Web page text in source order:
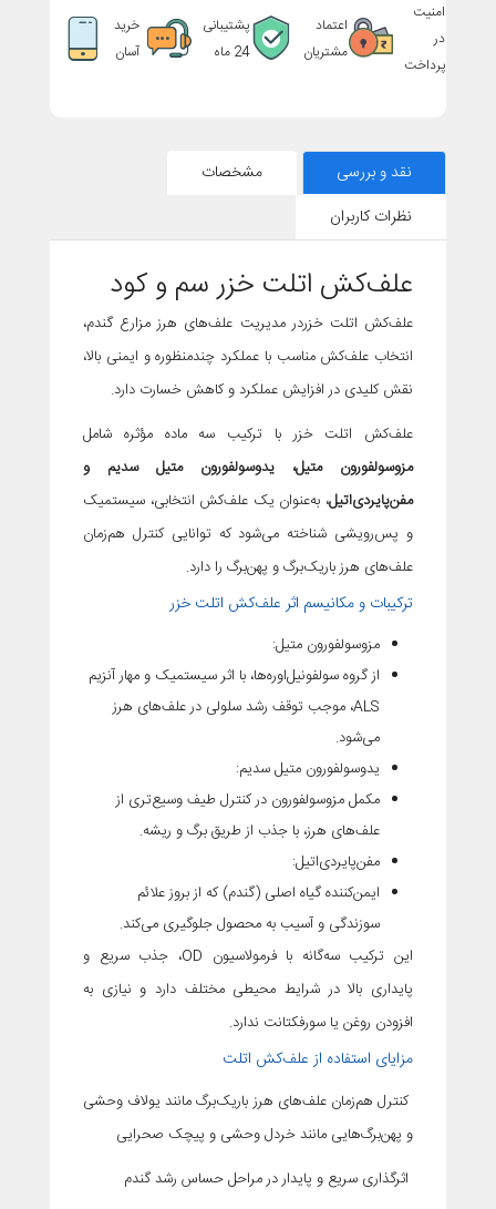
امنیت
در
پرداخت
اعتماد
مشتریان
پشتیبانی
24 ماه
خرید
آسان
نقد و بررسی
مشخصات
نظرات کاربران
علف‌کش اتلت خزر سم و کود
علف‌کش اتلت خزردر مدیریت علف‌های هرز مزارع گندم،
انتخاب علف‌کش مناسب با عملکرد چندمنظوره و ایمنی بالا،
نقش کلیدی در افزایش عملکرد و کاهش خسارت دارد.
علف‌کش اتلت خزر با ترکیب سه ماده مؤثره شامل
مزوسولفورون متیل، یدوسولفورون متیل سدیم و
مفن‌پایردی‌اتیل، به‌عنوان یک علف‌کش انتخابی، سیستمیک
و پس‌رویشی شناخته می‌شود که توانایی کنترل هم‌زمان
علف‌های هرز باریک‌برگ و پهن‌برگ را دارد.
ترکیبات و مکانیسم اثر علف‌کش اتلت خزر
مزوسولفورون متیل:
از گروه سولفونیل‌اوره‌ها، با اثر سیستمیک و مهار آنزیم
ALS، موجب توقف رشد سلولی در علف‌های هرز
می‌شود.
یدوسولفورون متیل سدیم:
مکمل مزوسولفورون در کنترل طیف وسیع‌تری از
علف‌های هرز، با جذب از طریق برگ و ریشه.
مفن‌پایردی‌اتیل:
ایمن‌کننده گیاه اصلی (گندم) که از بروز علائم
سوزندگی و آسیب به محصول جلوگیری می‌کند.
این ترکیب سه‌گانه با فرمولاسیون OD، جذب سریع و
پایداری بالا در شرایط محیطی مختلف دارد و نیازی به
افزودن روغن یا سورفکتانت ندارد.
مزایای استفاده از علف‌کش اتلت
کنترل هم‌زمان علف‌های هرز باریک‌برگ مانند یولاف وحشی
و پهن‌برگ‌هایی مانند خردل وحشی و پیچک صحرایی
اثرگذاری سریع و پایدار در مراحل حساس رشد گندم